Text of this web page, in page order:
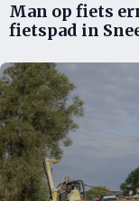
Man op fiets
fietspad in